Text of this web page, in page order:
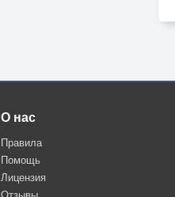
О нас
Правила
Помощь
Лицензия